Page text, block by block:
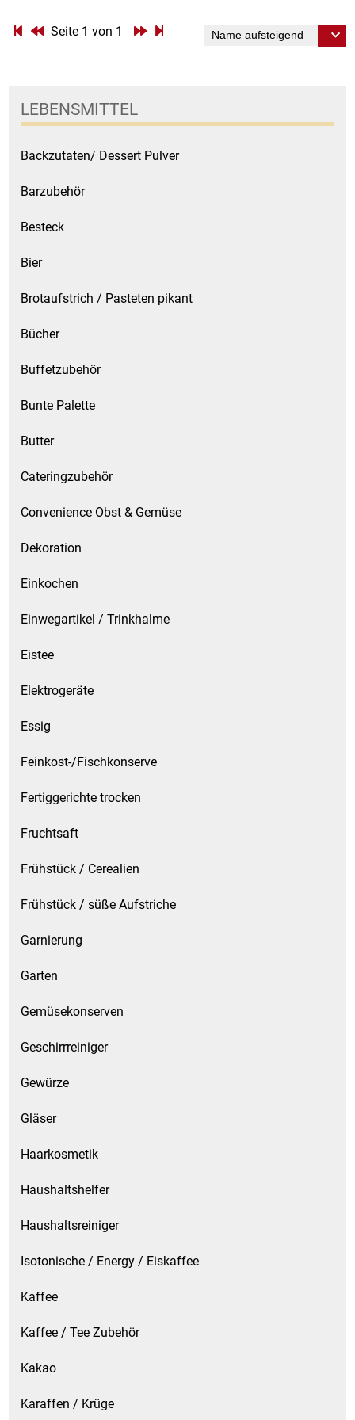
Essig
Fertiggerichte trocken
Fruchtsaft
Frühstück / Cerealien
Geschirrreiniger
Gewürze
Gläser
Haarkosmetik
Kaffee
Kaffee / Tee Zubehör
Kakao
Karaffen / Krüge
Kochgeschirr
Körperpflege
Küchenzubehör
Limonaden
Obst
Obstkonserven
Öle
Papier / Hygiene
LEBENSMITTEL
Backzutaten/ Dessert Pulver
Barzubehör
Besteck
Bier
Brotaufstrich / Pasteten pikant
Bücher
Buffetzubehör
Bunte Palette
Butter
Cateringzubehör
Convenience Obst & Gemüse
Dekoration
Einkochen
Einwegartikel / Trinkhalme
Eistee
Elektrogeräte
Essig
Feinkost-/Fischkonserve
Fertiggerichte trocken
Fruchtsaft
Frühstück / Cerealien
Frühstück / süße Aufstriche
Garnierung
Garten
Gemüsekonserven
Geschirrreiniger
Gewürze
Gläser
Haarkosmetik
Haushaltshelfer
Haushaltsreiniger
Isotonische / Energy / Eiskaffee
Kaffee
Kaffee / Tee Zubehör
Kakao
Karaffen / Krüge
Seite 1 von 1